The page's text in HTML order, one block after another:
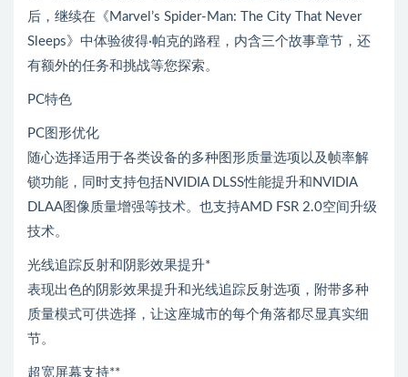
后，继续在《Marvel’s Spider-Man: The City That Never
Sleeps》中体验彼得·帕克的路程，内含三个故事章节，还
有额外的任务和挑战等您探索。
PC特色
PC图形优化
随心选择适用于各类设备的多种图形质量选项以及帧率解
锁功能，同时支持包括NVIDIA DLSS性能提升和NVIDIA
DLAA图像质量增强等技术。也支持AMD FSR 2.0空间升级
技术。
光线追踪反射和阴影效果提升*
表现出色的阴影效果提升和光线追踪反射选项，附带多种
质量模式可供选择，让这座城市的每个角落都尽显真实细
节。
超宽屏幕支持**